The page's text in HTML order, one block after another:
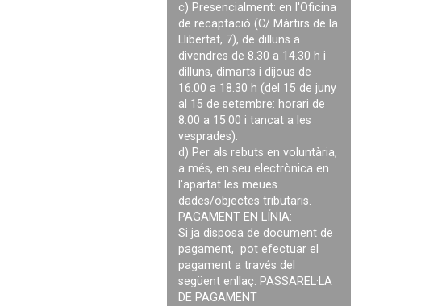
c) Presencialment: en l'Oficina
de recaptació (C/ Màrtirs de la
Llibertat, 7), de dilluns a
divendres de 8.30 a 14.30 h i
dilluns, dimarts i dijous de
16.00 a 18.30 h (del 15 de juny
al 15 de setembre: horari de
8.00 a 15.00 i tancat a les
vesprades).
d) Per als rebuts en voluntària,
a més, en seu electrònica en
l'apartat les meues
dades/objectes tributaris.
PAGAMENT EN LÍNIA:
Si ja disposa de document de
pagament, pot efectuar el
pagament a través del
següent enllaç: PASSAREL·LA
DE PAGAMENT